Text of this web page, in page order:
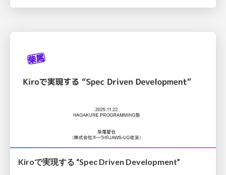
Kiroで実現する “Spec Driven Development”